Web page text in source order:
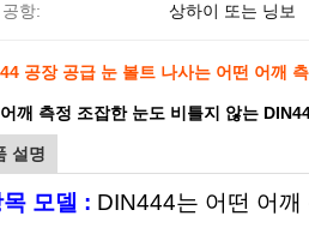
공항: 상하이 또는 닝보
공장 공급 눈 볼트 나사는 어떤 어깨
깨 측정 조잡한 눈도 비틀지 않는
설명
모델 : DIN444는 어떤 어